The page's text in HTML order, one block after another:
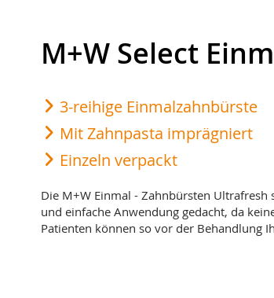
M+W Select
3-reihige Einmalzahnbürste
Mit Zahnpasta imprägniert
Einzeln verpackt
Die M+W Einmal - Zahnbürsten
und einfache Anwendung gedacht, da
Patienten können so vor der Behandlung